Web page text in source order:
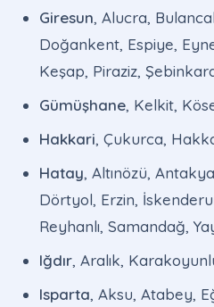
Giresun, Alucra,
Doğankent, Espiye,
Keşap, Piraziz,
Gümüşhane, Kelkit,
Hakkari, Çukurca,
Hatay, Altınözü,
Dörtyol, Erzin,
Reyhanlı, Samandağ,
Iğdır, Aralık,
Isparta, Aksu, Atabey,